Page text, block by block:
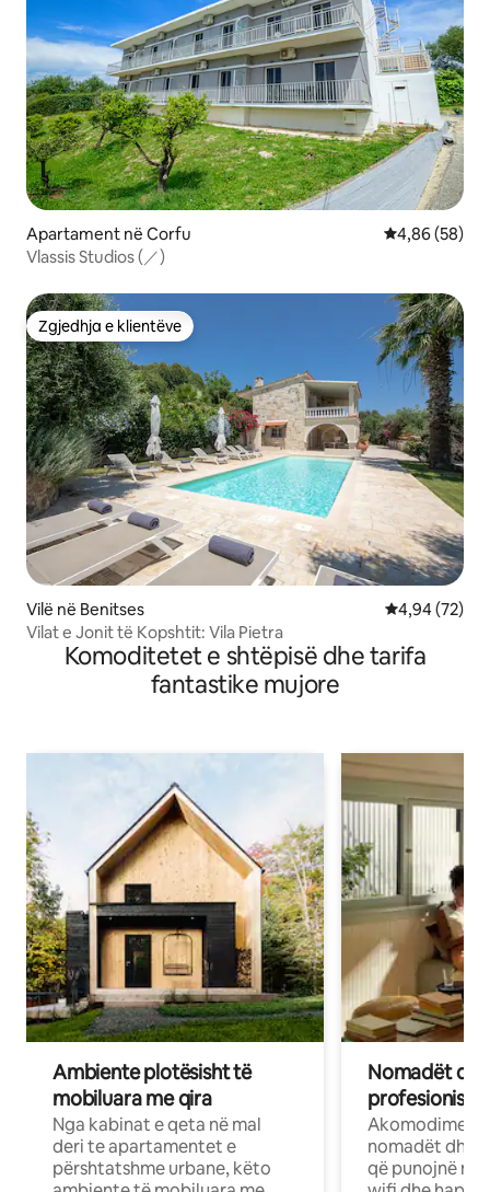
Apartament në Corfu Vlerësimi
4,86 (58)
Vlassis Studios (／)
Zgjedhja e klientëve
Zgjedhja e klientëve
Vilë në Benitses Vlerësimi
4,94 (72)
Vilat e Jonit të Kopshtit: Vila Pietra
Komoditetet e shtëpisë dhe tarifa
fantastike mujore
Ambiente plotësisht të
mobiluara me qira
Nga kabinat e qeta në mal
deri te apartamentet e
përshtatshme urbane, këto
Nomadët
Akomodime
nomadët dhe
që punojnë në